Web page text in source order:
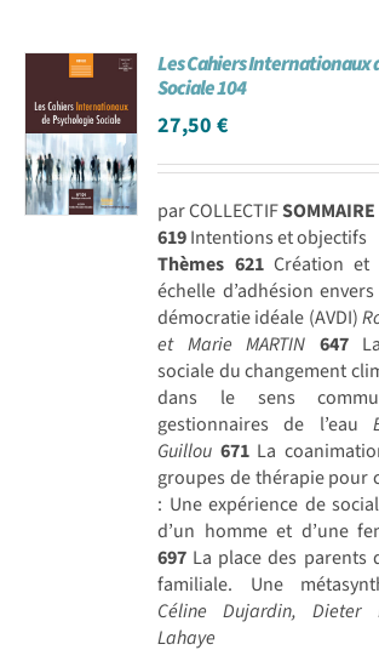
Les Cahiers Internationaux
Sociale 104
27,50€
par COLLECTIF
619Intentions et objectifs
Thèmes 621Création et
échelle d’adhésion
démocratie idéale (AVDI)
et Marie MARTIN 647La
sociale du changement
dans le sens
gestionnaires de l’eau
Guillou 671La
groupes de thérapie pour
: Une expérience de
d’un homme et d’une
697 La place des parents
familiale. Une
Céline Dujardin,
Lahaye